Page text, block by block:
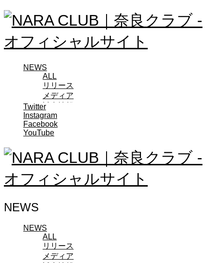
NEWS
ALL
リリース
メディア
試合情報
グッズ
ファンコミュニティ
普及・育成
コラム
その他
TEAM
2026/27トップチーム
チアダンススクール
ボランティアチーム「volundeer」
ビクトリーロード
HOMEGAME
Twitter
Instagram
Facebook
YouTube
NEWS
NEWS
ALL
リリース
メディア